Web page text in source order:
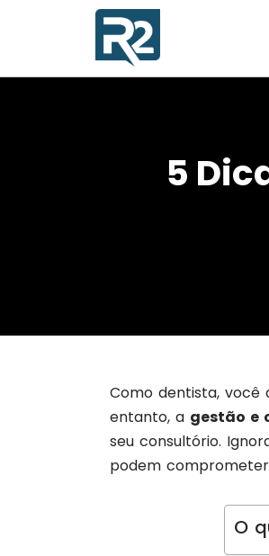
5
Como dentista, você
entanto, a gestão e
seu consultório.
podem
O